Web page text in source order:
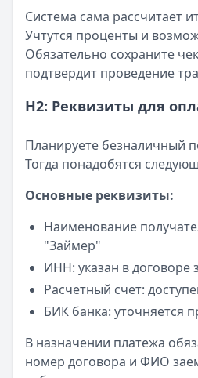
Система сама рассчитает
Учтутся проценты и
Обязательно сохраните
подтвердит проведение
H2: Реквизиты для
Планируете безналичный
Тогда понадобятся
Основные реквизиты:
Наименование
"Займер"
ИНН: указан в договоре
Расчетный счет:
БИК банка: уточняется
В назначении платежа
номер договора и ФИО